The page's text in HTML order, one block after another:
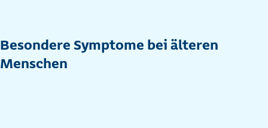
Besondere Symptome bei älteren
Menschen